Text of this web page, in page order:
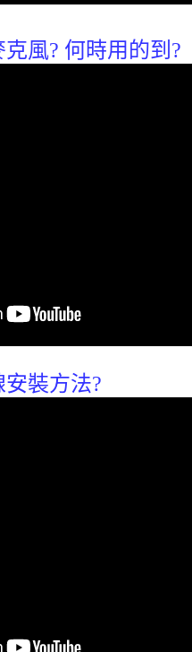
風? 何時用的到?
裝方法?